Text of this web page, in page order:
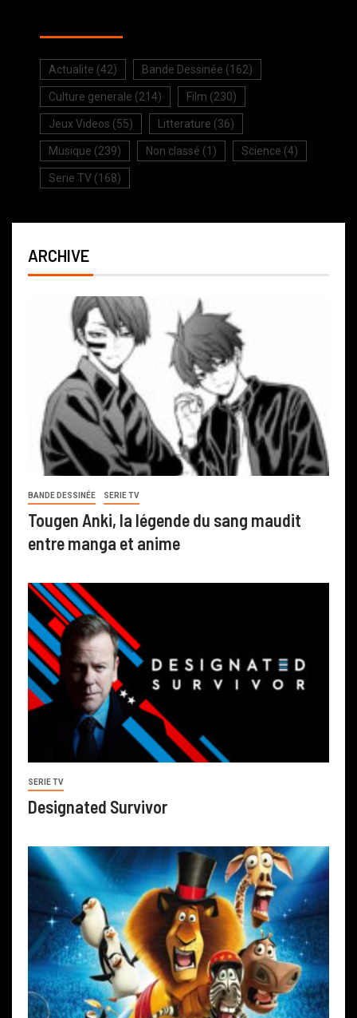
Actualite (42) Bande Dessinée (162)
Culture generale (214) Film (230)
Jeux Videos (55) Litterature (36)
Musique (239) Non classé (1) Science (4)
Serie TV (168)
ARCHIVE
BANDE DESSINÉE SERIE TV
Tougen Anki, la légende du sang maudit
entre manga et anime
SERIE TV
Designated Survivor